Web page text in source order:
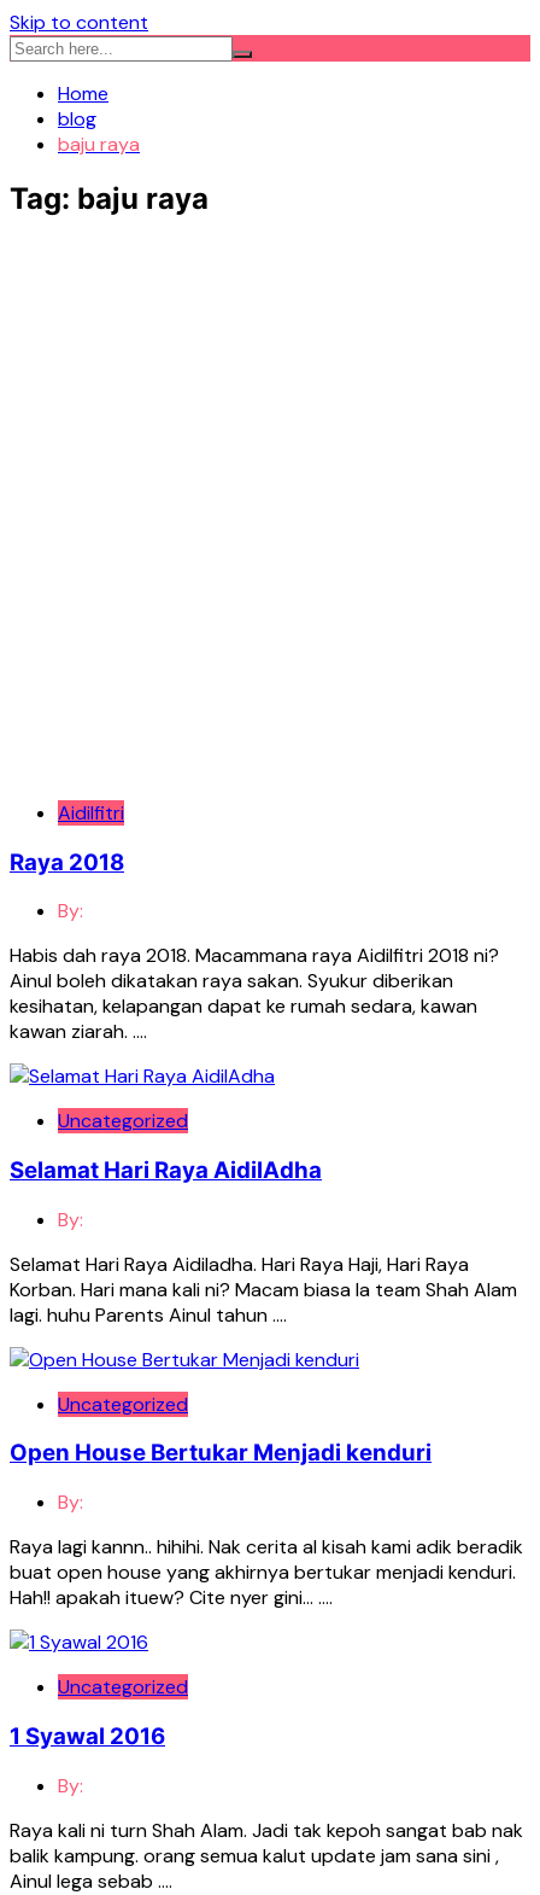
Skip to content
Home
blog
baju raya
Tag: baju raya
Aidilfitri
Raya 2018
By:
Habis dah raya 2018. Macammana raya Aidilfitri 2018 ni?
Ainul boleh dikatakan raya sakan. Syukur diberikan
kesihatan, kelapangan dapat ke rumah sedara, kawan
kawan ziarah. ….
Uncategorized
Selamat Hari Raya AidilAdha
By:
Selamat Hari Raya Aidiladha. Hari Raya Haji, Hari Raya
Korban. Hari mana kali ni? Macam biasa la team Shah Alam
lagi. huhu Parents Ainul tahun ….
Uncategorized
Open House Bertukar Menjadi kenduri
By:
Raya lagi kannn.. hihihi. Nak cerita al kisah kami adik beradik
buat open house yang akhirnya bertukar menjadi kenduri.
Hah!! apakah ituew? Cite nyer gini… ….
Uncategorized
1 Syawal 2016
By:
Raya kali ni turn Shah Alam. Jadi tak kepoh sangat bab nak
balik kampung. orang semua kalut update jam sana sini ,
Ainul lega sebab ….